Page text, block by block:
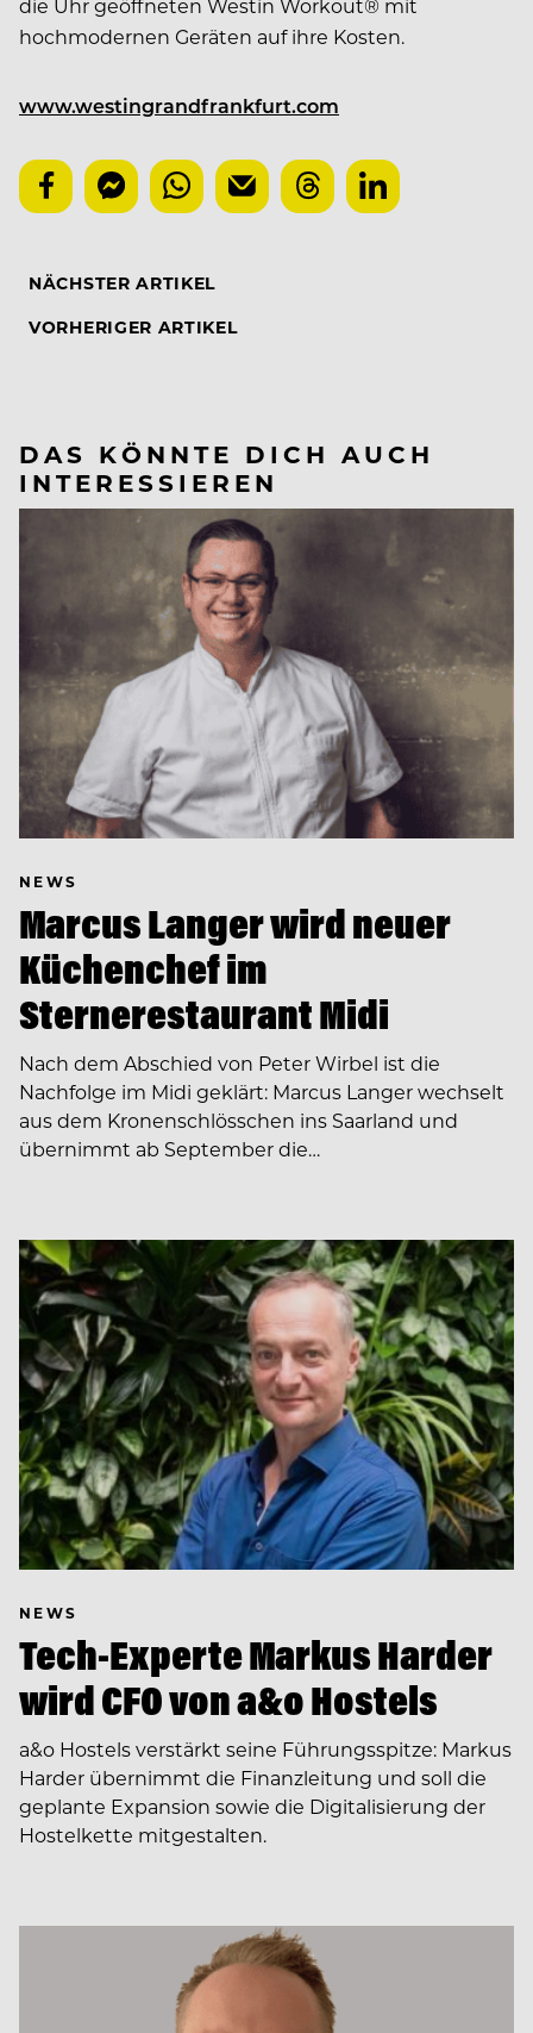
hochmodernen Geräten auf ihre Kosten.
www.westingrandfrankfurt.com
NÄCHSTER ARTIKEL
VORHERIGER ARTIKEL
DAS KÖNNTE DICH AUCH
INTERESSIEREN
NEWS
Marcus Langer wird neuer
Küchenchef im
Sternerestaurant Midi
Nach dem Abschied von Peter Wirbel ist die
Nachfolge im Midi geklärt: Marcus Langer wechselt
aus dem Kronenschlösschen ins Saarland und
übernimmt ab September die…
NEWS
Tech-Experte Markus Harder
wird CFO von a&o Hostels
a&o Hostels verstärkt seine Führungsspitze: Markus
Harder übernimmt die Finanzleitung und soll die
geplante Expansion sowie die Digitalisierung der
Hostelkette mitgestalten.